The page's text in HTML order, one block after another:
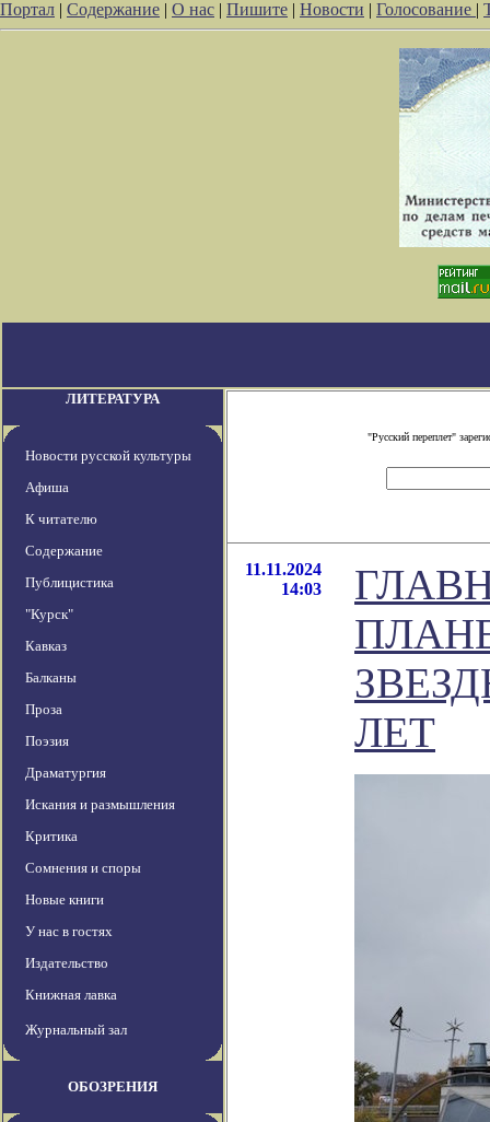
Портал | Содержание | О нас | Пишите | Новости | Голосование |
ЛИТЕРАТУРА
Новости русской культуры
Афиша
К читателю
Содержание
Публицистика
"Курск"
Кавказ
Балканы
Проза
Поэзия
Драматургия
Искания и размышления
Критика
Сомнения и споры
Новые книги
У нас в гостях
Издательство
Книжная лавка
Журнальный зал
ОБОЗРЕНИЯ
"Русский переплет"
11.11.2024
14:03
ЛЕТ